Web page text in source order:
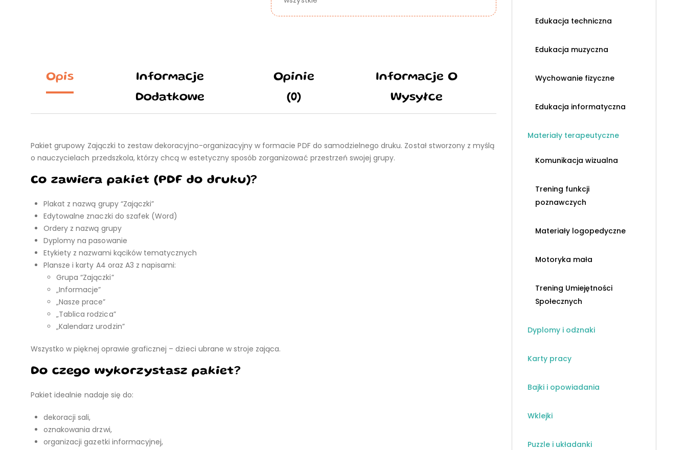
Opis
Informacje
Dodatkowe
Opinie
(0)
Informacje O
Wysyłce
Pakiet grupowy Zajączki to zestaw dekoracyjno-organizacyjny w formacie PDF do samodzielnego druku. Został stworzony z myślą
o nauczycielach przedszkola, którzy chcą w estetyczny sposób zorganizować przestrzeń swojej grupy.
Co zawiera pakiet (PDF do druku)?
Plakat z nazwą grupy “Zajączki”
Edytowalne znaczki do szafek (Word)
Ordery z nazwą grupy
Dyplomy na pasowanie
Etykiety z nazwami kącików tematycznych
Plansze i karty A4 oraz A3 z napisami:
Grupa “Zajączki”
„Informacje”
„Nasze prace”
„Tablica rodzica”
„Kalendarz urodzin”
Wszystko w pięknej oprawie graficznej – dzieci ubrane w stroje zająca.
Do czego wykorzystasz pakiet?
Pakiet idealnie nadaje się do:
dekoracji sali,
oznakowania drzwi,
organizacji gazetki informacyjnej,
Edukacja techniczna
Edukacja muzyczna
Wychowanie fizyczne
Edukacja informatyczna
Materiały terapeutyczne
Komunikacja wizualna
Trening funkcji
poznawczych
Materiały logopedyczne
Motoryka mała
Trening Umiejętności
Społecznych
Dyplomy i odznaki
Karty pracy
Bajki i opowiadania
Wklejki
Puzzle i układanki